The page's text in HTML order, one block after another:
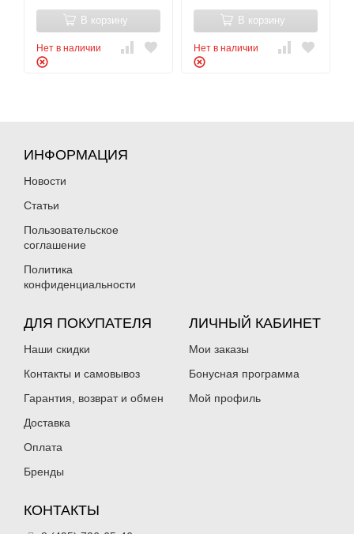
В корзину
Нет в наличии
В корзину
Нет в наличии
ИНФОРМАЦИЯ
Новости
Статьи
Пользовательское
соглашение
Политика
конфиденциальности
ДЛЯ ПОКУПАТЕЛЯ
Наши скидки
Контакты и самовывоз
Гарантия, возврат и обмен
Доставка
Оплата
Бренды
ЛИЧНЫЙ КАБИНЕТ
Мои заказы
Бонусная программа
Мой профиль
КОНТАКТЫ